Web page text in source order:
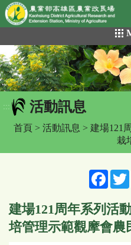
網頁置頂
到
主
要
內
容
區
::: 活動訊息
首頁 > 活動訊息 > 建場121
栽
建場121周年系列活
培管理示範觀摩會農